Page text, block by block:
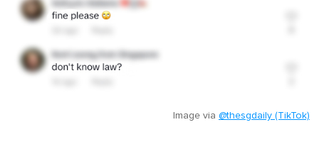
Image via @thesgdaily (TikTok)